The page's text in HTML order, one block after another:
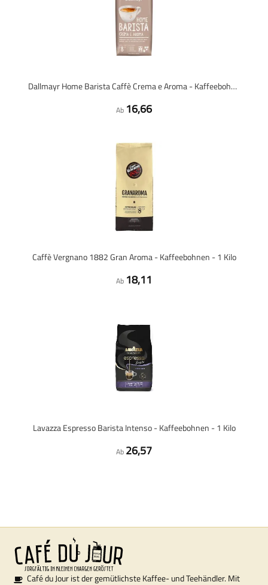
Dallmayr Home Barista Caffè Crema e Aroma - Kaffeebohnen - 1 Kilo
Ab 16,66
Caffè Vergnano 1882 Gran Aroma - Kaffeebohnen - 1 Kilo
Ab 18,11
Lavazza Espresso Barista Intenso - Kaffeebohnen - 1 Kilo
Ab 26,57
Café du Jour ist der gemütlichste Kaffee- und Teehändler. Mit